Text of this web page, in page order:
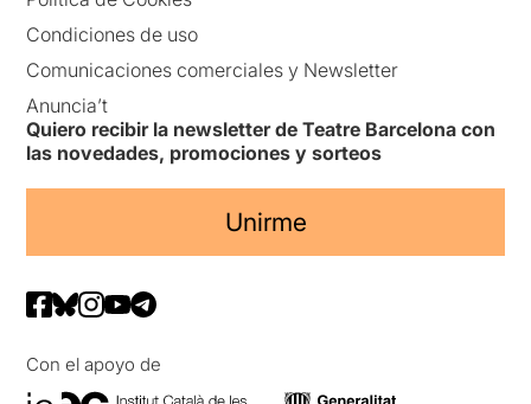
Condiciones de uso
Comunicaciones comerciales y Newsletter
Anuncia’t
Quiero recibir la newsletter de Teatre Barcelona con
las novedades, promociones y sorteos
Unirme
Con el apoyo de